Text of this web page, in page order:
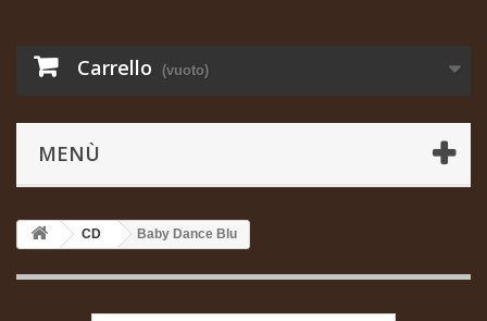
Carrello (vuoto)
MENÙ
CD Baby Dance Blu